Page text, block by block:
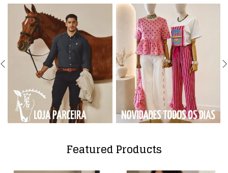
Featured Products